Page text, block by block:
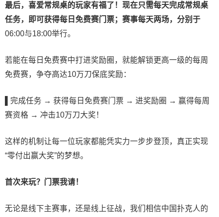
最后，喜爱常规桌的玩家有福了！现在只需每天完成常规桌
任务，即可获得每日免费赛门票；赛事每天两场，分别于
06:00与18:00举行。
若能在每日免费赛中打进奖励圈，就能解锁更高一级的每周
免费赛，争夺高达10万刀保底奖励：
完成任务 → 获得每日免费赛门票 → 进奖励圈 → 赢得每周
赛资格 → 冲击10万刀大奖！
这样的机制让每一位玩家都能凭实力一步步登顶，真正实现
“零付出赢大奖”的梦想。
首次来玩？门票我请！
无论是线下主赛事，还是线上征战，我们相信中国扑克人的